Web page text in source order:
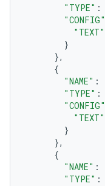
"TYPE" :
"CONFIG"
"TEXT"
}
},
{
"NAME" :
"TYPE" :
"CONFIG"
"TEXT"
}
},
{
"NAME" :
"TYPE" :